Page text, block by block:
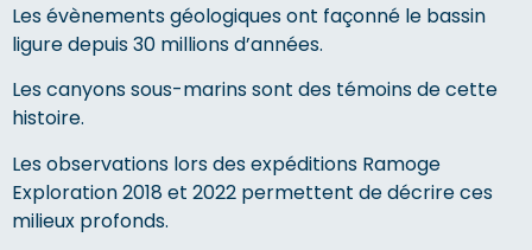
Les évènements géologiques ont façonné le bassin
ligure depuis 30 millions d’années.
Les canyons sous-marins sont des témoins de cette
histoire.
Les observations lors des expéditions Ramoge
Exploration 2018 et 2022 permettent de décrire ces
milieux profonds.